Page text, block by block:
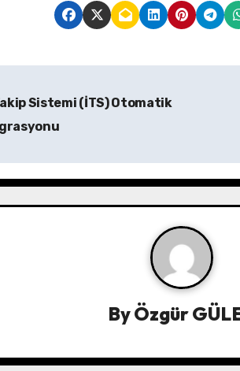
Sistemi (İTS) Otomatik
ByÖzgür